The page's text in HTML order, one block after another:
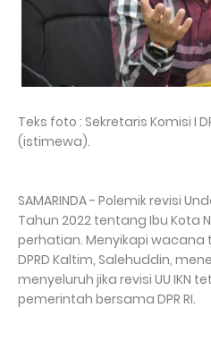
Teks foto : Sekretaris Komisi I
(istimewa).
SAMARINDA - Polemik revisi
Tahun 2022 tentang Ibu Kota
perhatian. Menyikapi wacana
DPRD Kaltim, Salehuddin,
menyeluruh jika revisi UU IKN
pemerintah bersama DPR RI.